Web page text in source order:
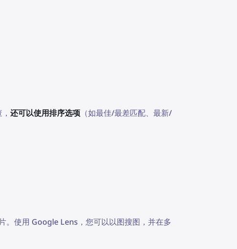
还可以使用排序选项 （如最佳/最差匹配、最新/
。使用 Google Lens，您可以以图搜图，并在多